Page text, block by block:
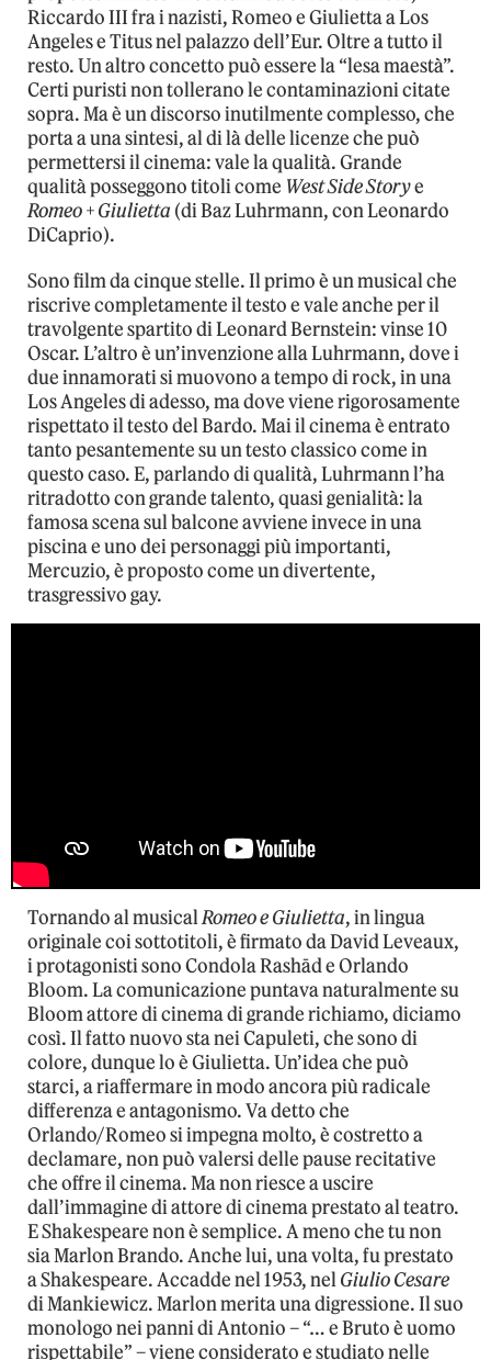
Riccardo III fra i nazisti, Romeo e Giulietta a Los
Angeles e Titus nel palazzo dell’Eur. Oltre a tutto il
resto. Un altro concetto può essere la “lesa maestà”.
Certi puristi non tollerano le contaminazioni citate
sopra. Ma è un discorso inutilmente complesso, che
porta a una sintesi, al di là delle licenze che può
permettersi il cinema: vale la qualità. Grande
qualità posseggono titoli come West Side Storye
Romeo + Giulietta (di Baz Luhrmann, con Leonardo
DiCaprio).
Sono film da cinque stelle. Il primo è un musical che
riscrive completamente il testo e vale anche per il
travolgente spartito di Leonard Bernstein: vinse 10
Oscar. L’altro è un’invenzione alla Luhrmann, dove i
due innamorati si muovono a tempo di rock, in una
Los Angeles di adesso, ma dove viene rigorosamente
rispettato il testo del Bardo. Mai il cinema è entrato
tanto pesantemente su un testo classico come in
questo caso. E, parlando di qualità, Luhrmann l’ha
ritradotto con grande talento, quasi genialità: la
famosa scena sul balcone avviene invece in una
piscina e uno dei personaggi più importanti,
Mercuzio, è proposto come un divertente,
trasgressivo gay.
Tornando al musicalRomeo e Giulietta, in lingua
originale coi sottotitoli, è firmato da David Leveaux,
i protagonisti sono Condola Rashād e Orlando
Bloom. La comunicazione puntava naturalmente su
Bloom attore di cinema di grande richiamo, diciamo
così. Il fatto nuovo sta nei Capuleti, che sono di
colore, dunque lo è Giulietta. Un’idea che può
starci, a riaffermare in modo ancora più radicale
differenza e antagonismo. Va detto che
Orlando/Romeo si impegna molto, è costretto a
declamare, non può valersi delle pause recitative
che offre il cinema. Ma non riesce a uscire
dall’immagine di attore di cinema prestato al teatro.
E Shakespeare non è semplice. A meno che tu non
sia Marlon Brando. Anche lui, una volta, fu prestato
a Shakespeare. Accadde nel 1953, nelGiulio Cesare
di Mankiewicz. Marlon merita una digressione. Il suo
monologo nei panni di Antonio – “… e Bruto è uomo
rispettabile” – viene considerato e studiato nelle